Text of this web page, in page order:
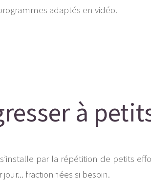
adaptés en vidéo.
à
par la répétition de petits
fractionnées si besoin.